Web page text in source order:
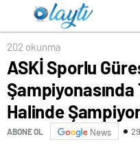
Şampiyonluk Getirdi
202 okunma
ASKİ Sporlu
Şampiyonasında
Halinde
ABONE OL News